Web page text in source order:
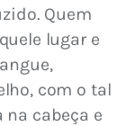
Quem
lugar e
com o tal
na cabeça e